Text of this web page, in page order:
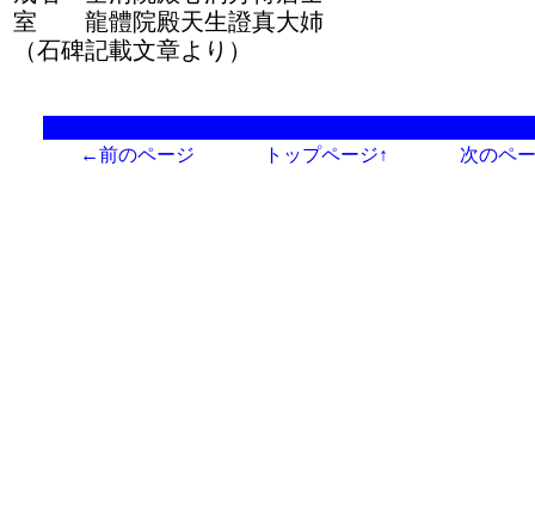
室 龍體院殿天生證真大姉
（石碑記載文章より）
←前のページ トップページ↑ 次のペ